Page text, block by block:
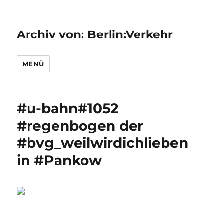
Archiv von: Berlin:Verkehr
MENÜ
#u-bahn#1052
#regenbogen der
#bvg_weilwirdichlieben
in #Pankow